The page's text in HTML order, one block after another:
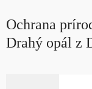
Ochrana
Drahý opál z